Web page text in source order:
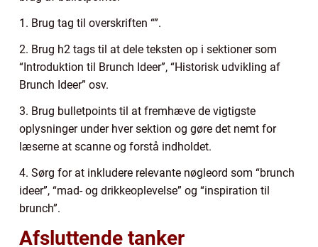
1. Brug tag til overskriften “”.
2. Brug h2 tags til at dele teksten op i sektioner som
“Introduktion til Brunch Ideer”, “Historisk udvikling af
Brunch Ideer” osv.
3. Brug bulletpoints til at fremhæve de vigtigste
oplysninger under hver sektion og gøre det nemt for
læserne at scanne og forstå indholdet.
4. Sørg for at inkludere relevante nøgleord som “brunch
ideer”, “mad- og drikkeoplevelse” og “inspiration til
brunch”.
Afsluttende tanker